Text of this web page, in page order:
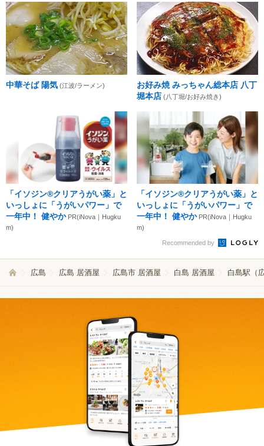
中華そば 陽気 (江波/ラーメン)
お好み焼 みっちゃん総本店 八丁
堀本店 (八丁堀/お好み焼き)
「イソジン®クリアうがい薬」と
いっしょに「うがいパワー」で
一年中！ 健やか PR(iNova｜Hugku
m)
「イソジン®クリアうがい薬」と
いっしょに「うがいパワー」で
一年中！ 健やか PR(iNova｜Hugku
m)
Recommended by
広島 広島 居酒屋 広島市 居酒屋 白島 居酒屋 白島駅（